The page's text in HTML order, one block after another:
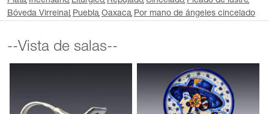
Bóveda Virreinal Puebla Oaxaca Por mano de ángeles cincelado
--Vista de salas--